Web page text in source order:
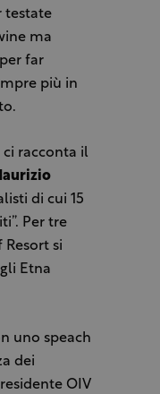
testate
ma
far
più in
ci racconta il
di cui 15
Per tre
si
Etna
uno speach
dei
OIV